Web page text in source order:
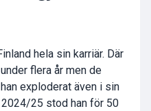
hela sin karriär. Där
flera år men de
exploderat även i sin
25 stod han för 50